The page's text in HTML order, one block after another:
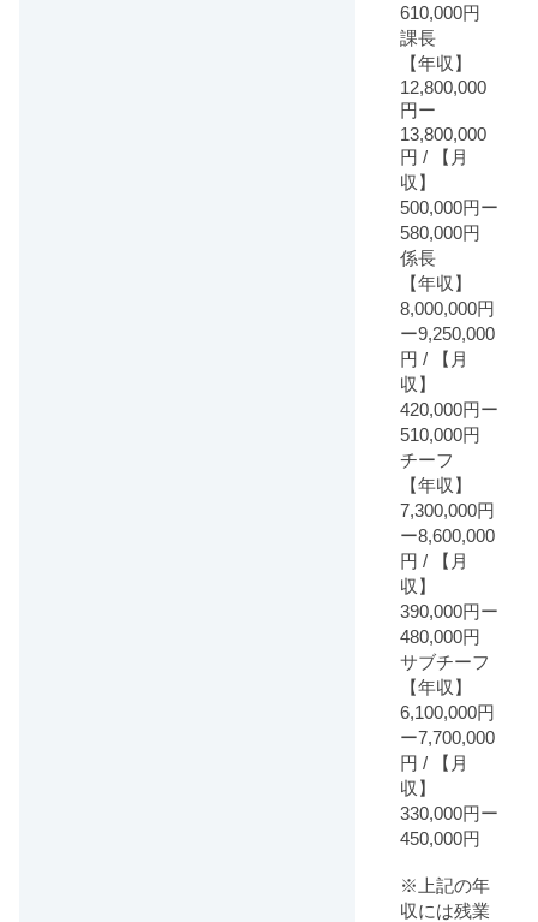
610,000円
課長
【年収】
12,800,000
円ー
13,800,000
円 / 【月
収】
500,000円ー
580,000円
係長
【年収】
8,000,000円
ー9,250,000
円 / 【月
収】
420,000円ー
510,000円
チーフ
【年収】
7,300,000円
ー8,600,000
円 / 【月
収】
390,000円ー
480,000円
サブチーフ
【年収】
6,100,000円
ー7,700,000
円 / 【月
収】
330,000円ー
450,000円
※上記の年
収には残業